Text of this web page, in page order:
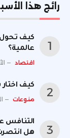
رائج هذا
كيف تحول
عالمية؟
اقتصاد
كيف
منوعات
التنافس
هل